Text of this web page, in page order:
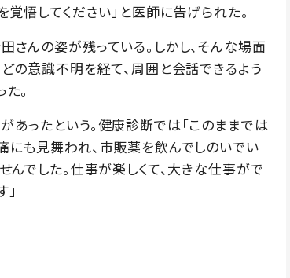
覚悟してください」と医師に告げられた。
んの姿が残っている。しかし、そんな場面
の意識不明を経て、周囲と会話できるよう
。
ったという。健康診断では「このままでは
にも見舞われ、市販薬を飲んでしのいでい
んでした。仕事が楽しくて、大きな仕事がで